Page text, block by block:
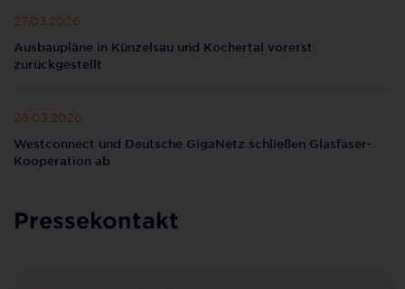
27.03.2026
Ausbaupläne in Künzelsau und Kochertal vorerst
zurückgestellt
26.03.2026
Westconnect und Deutsche GigaNetz schließen Glasfaser-
Kooperation ab
Pressekontakt